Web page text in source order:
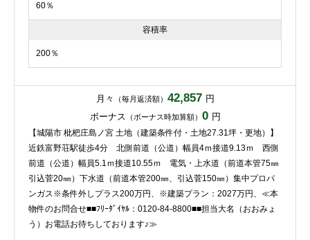
60％
容積率
200％
月々 （毎月返済額） 42,857 円
ボーナス （ボーナス時加算額） 0 円
【城陽市 枇杷庄島ノ宮 土地（建築条件付・土地27.31坪・更地）】
近鉄富野荘駅徒歩4分 北側前道（公道）幅員4ｍ接道9.13ｍ 西側
前道（公道）幅員5.1ｍ接道10.55ｍ 電気・上水道（前道本管75㎜
引込菅20㎜）下水道（前道本管200㎜、引込菅150㎜）集中プロパ
ンガス※条件外しプラス200万円、※建築プラン：2027万円、≪本
物件のお問合せ■■ﾌﾘｰﾀﾞｲﾔﾙ：0120-84-8800■■担当大名（おおみょ
う）お電話お待ちしております♪≫